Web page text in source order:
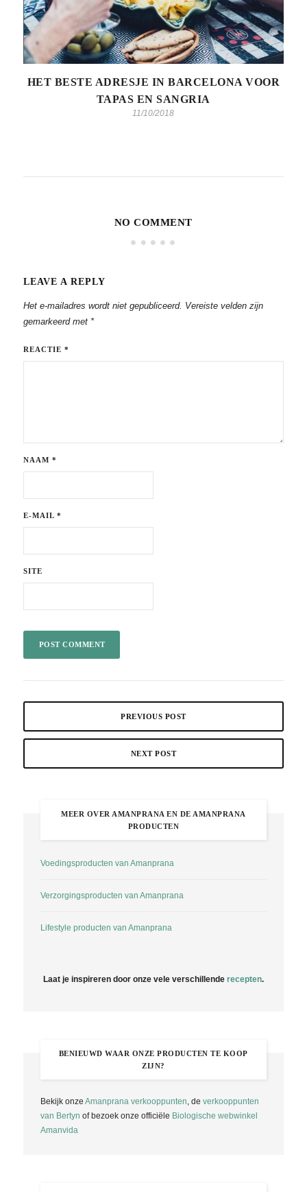
HET BESTE ADRESJE IN BARCELONA VOOR
TAPAS EN SANGRIA
11/10/2018
NO COMMENT
LEAVE A REPLY
Het e-mailadres wordt niet gepubliceerd. Vereiste velden zijn
gemarkeerd met *
REACTIE *
NAAM *
E-MAIL *
SITE
PREVIOUS POST
NEXT POST
MEER OVER AMANPRANA EN DE AMANPRANA
PRODUCTEN
Voedingsproducten van Amanprana
Verzorgingsproducten van Amanprana
Lifestyle producten van Amanprana
Laat je inspireren door onze vele verschillende recepten.
BENIEUWD WAAR ONZE PRODUCTEN TE KOOP
ZIJN?
Bekijk onze Amanprana verkooppunten, de verkooppunten
van Bertyn of bezoek onze officiële Biologische webwinkel
Amanvida